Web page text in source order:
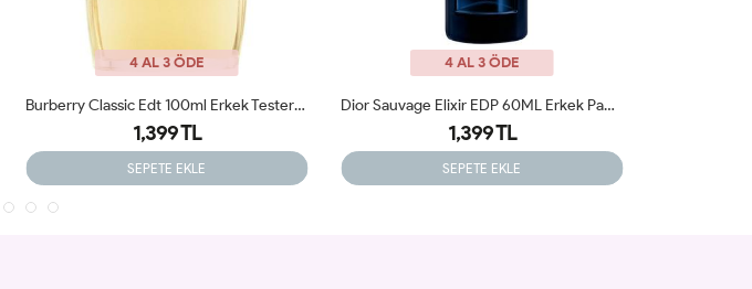
4 AL 3 ÖDE
Dior Sauvage Elixir EDP 60ML Erkek Parfümü Tester
1,399 TL
SEPETE EKLE
4 AL 3 ÖDE
Diesel Fuel For Life 125ml Erkek Tester Parfüm
1,600 TL 1,399 TL
SEPETE EKLE